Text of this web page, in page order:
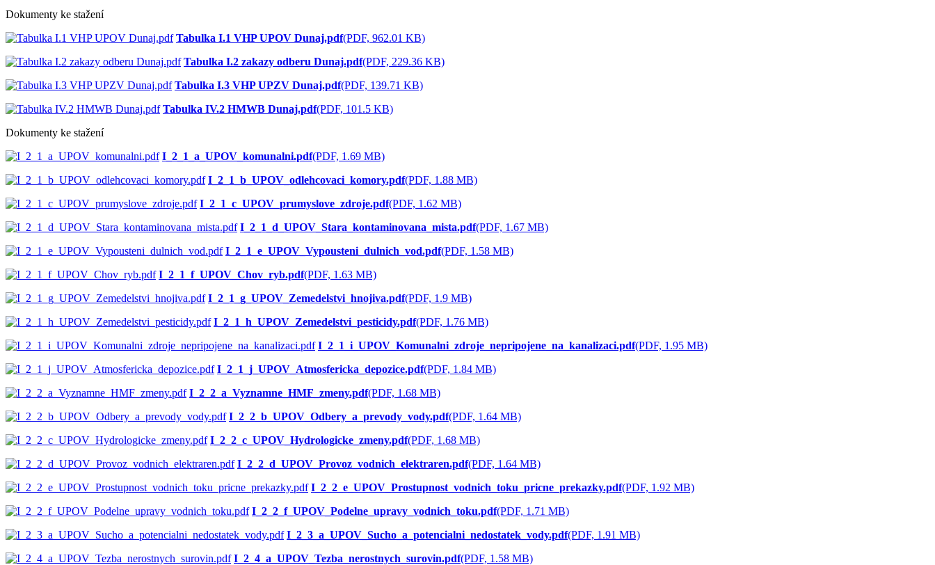
Dokumenty ke stažení
Tabulka I.1 VHP UPOV Dunaj.pdf(PDF, 962.01 KB)
Tabulka I.2 zakazy odberu Dunaj.pdf(PDF, 229.36 KB)
Tabulka I.3 VHP UPZV Dunaj.pdf(PDF, 139.71 KB)
Tabulka IV.2 HMWB Dunaj.pdf(PDF, 101.5 KB)
Dokumenty ke stažení
I_2_1_a_UPOV_komunalni.pdf(PDF, 1.69 MB)
I_2_1_b_UPOV_odlehcovaci_komory.pdf(PDF, 1.88 MB)
I_2_1_c_UPOV_prumyslove_zdroje.pdf(PDF, 1.62 MB)
I_2_1_d_UPOV_Stara_kontaminovana_mista.pdf(PDF, 1.67 MB)
I_2_1_e_UPOV_Vypousteni_dulnich_vod.pdf(PDF, 1.58 MB)
I_2_1_f_UPOV_Chov_ryb.pdf(PDF, 1.63 MB)
I_2_1_g_UPOV_Zemedelstvi_hnojiva.pdf(PDF, 1.9 MB)
I_2_1_h_UPOV_Zemedelstvi_pesticidy.pdf(PDF, 1.76 MB)
I_2_1_i_UPOV_Komunalni_zdroje_nepripojene_na_kanalizaci.pdf(PDF, 1.95 MB)
I_2_1_j_UPOV_Atmosfericka_depozice.pdf(PDF, 1.84 MB)
I_2_2_a_Vyznamne_HMF_zmeny.pdf(PDF, 1.68 MB)
I_2_2_b_UPOV_Odbery_a_prevody_vody.pdf(PDF, 1.64 MB)
I_2_2_c_UPOV_Hydrologicke_zmeny.pdf(PDF, 1.68 MB)
I_2_2_d_UPOV_Provoz_vodnich_elektraren.pdf(PDF, 1.64 MB)
I_2_2_e_UPOV_Prostupnost_vodnich_toku_pricne_prekazky.pdf(PDF, 1.92 MB)
I_2_2_f_UPOV_Podelne_upravy_vodnich_toku.pdf(PDF, 1.71 MB)
I_2_3_a_UPOV_Sucho_a_potencialni_nedostatek_vody.pdf(PDF, 1.91 MB)
I_2_4_a_UPOV_Tezba_nerostnych_surovin.pdf(PDF, 1.58 MB)